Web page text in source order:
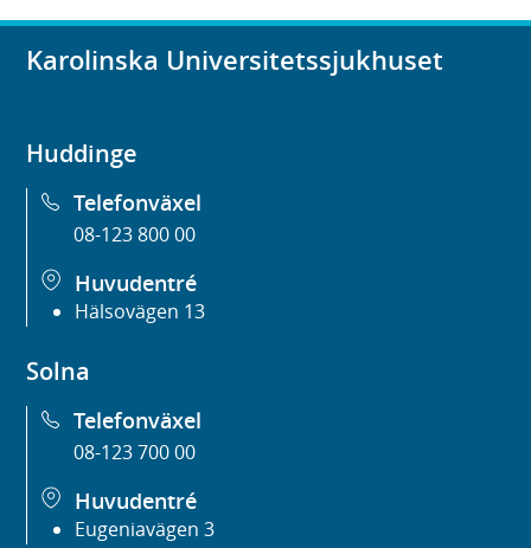
Karolinska Universitetssjukhuset
Huddinge
Telefonväxel
08-123 800 00
Huvudentré
Hälsovägen 13
Solna
Telefonväxel
08-123 700 00
Huvudentré
Eugeniavägen 3